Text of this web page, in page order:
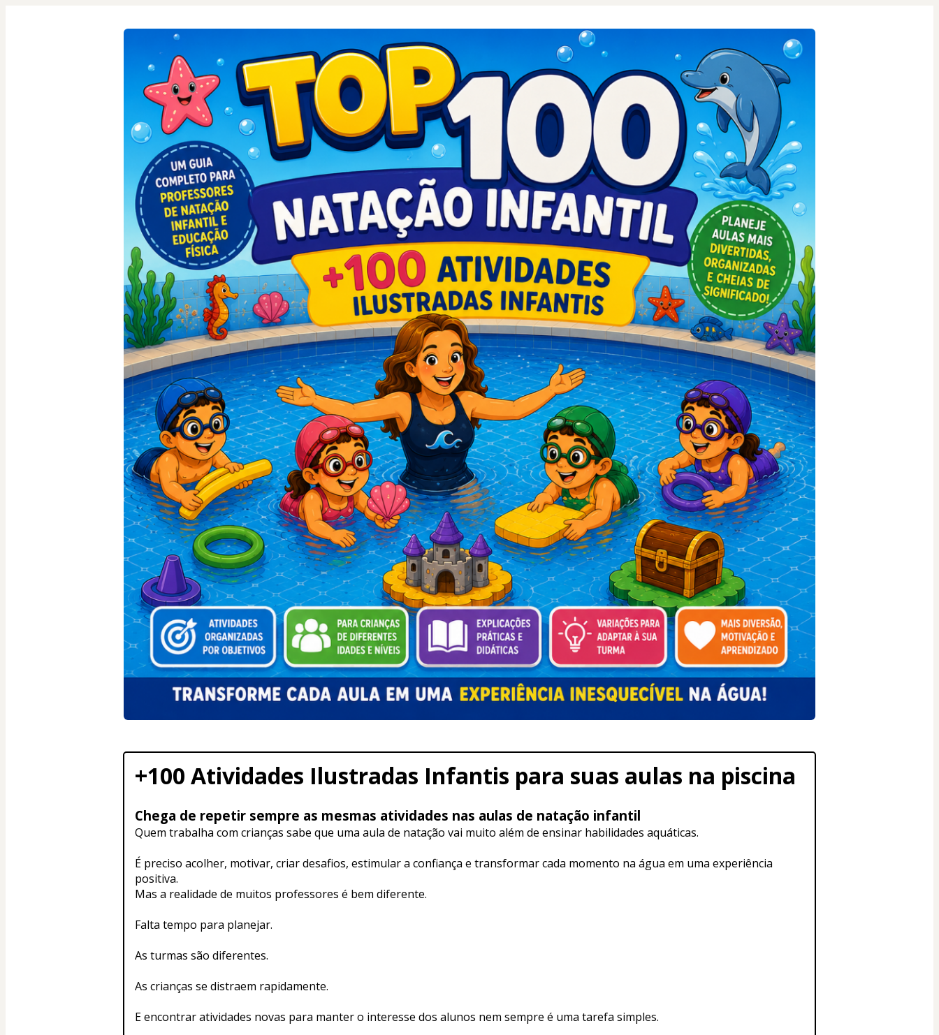
+100 Atividades Ilustradas Infantis para suas aulas na piscina
Chega de repetir sempre as mesmas atividades nas aulas de natação infantil
Quem trabalha com crianças sabe que uma aula de natação vai muito além de ensinar habilidades aquáticas.
É preciso acolher, motivar, criar desafios, estimular a confiança e transformar cada momento na água em uma experiência
positiva.
Mas a realidade de muitos professores é bem diferente.
Falta tempo para planejar.
As turmas são diferentes.
As crianças se distraem rapidamente.
E encontrar atividades novas para manter o interesse dos alunos nem sempre é uma tarefa simples.